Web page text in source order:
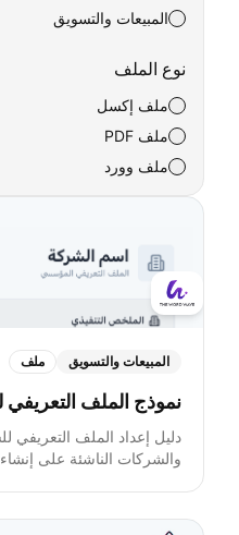
المبيعات والتسويق
نوع الملف
ملف إكسل
ملف PDF
ملف وورد
المبيعات والتسويق ملف
نموذج الملف
دليل إعداد الملف التعريفي
والشركات الناشئة على
العملاء، والقيمة المميزة